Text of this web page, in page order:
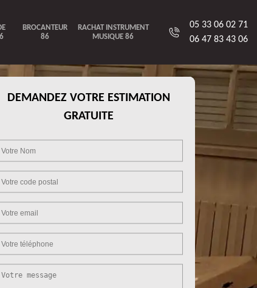
BROCANTEUR
86
RACHAT INSTRUMENT
MUSIQUE 86
05 33 06 02 71
06 47 83 43 06
DEMANDEZ VOTRE ESTIMATION
GRATUITE